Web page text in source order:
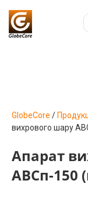
GlobeCore /
вихрового шару
Апарат
АВСп-150